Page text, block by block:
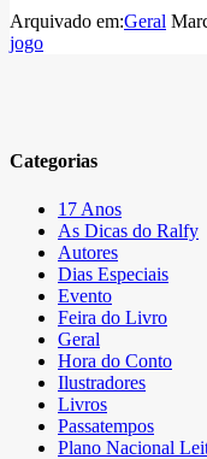
Arquivado em:Geral
jogo
Categorias
17 Anos
As Dicas do Ralfy
Autores
Dias Especiais
Evento
Feira do Livro
Geral
Hora do Conto
Ilustradores
Livros
Passatempos
Plano Nacional